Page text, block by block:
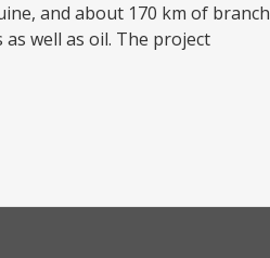
and about 170 km of branch
well as oil. The project